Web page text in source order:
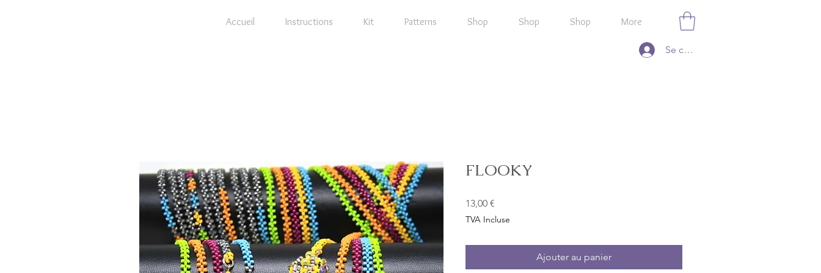
Accueil Instructions Kit Patterns Shop Shop Shop More
Se connecter
FLOOKY
13,00 €
TVA Incluse
Ajouter au panier